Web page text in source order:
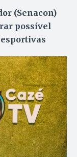
(Senacon)
possível